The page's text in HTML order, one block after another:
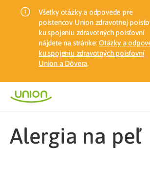
Všetky otázky a odpovede pre
poistencov Union zdravotnej
ku spojeniu zdravotných poisťovní
nájdete na stránke: Otázky a
ku spojeniu zdravotných poisťovní
Union a Dôvera.
alergia na peľ